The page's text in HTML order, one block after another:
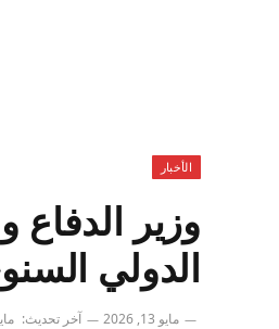
الأخبار
وزير الدفاع
الدولي
مايو 13, 2026 آخر تحديث: مايو